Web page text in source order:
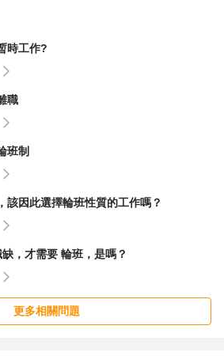
時工作?
職
班制
該因此選擇輪班性質的工作嗎？
，才需要 輪班，是嗎？
更多相關問題